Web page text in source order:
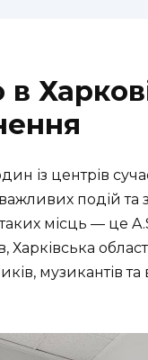
із центрів
важливих подій
місць — це
музикантів та